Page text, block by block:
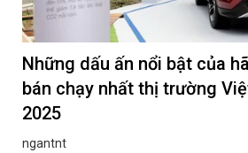
Những dấu ấn nổi bật của
bán chạy nhất thị trường
2025
ngantnt